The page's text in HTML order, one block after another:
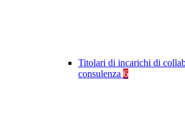
Titolari di incarichi di
consulenza 6